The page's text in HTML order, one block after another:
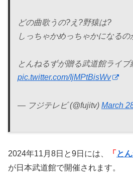
どの曲歌うの?え?野猿は?
しっちゃかめっちゃかになるの
とんねるずが贈る武道館ライブ
pic.twitter.com/IjMPtBisWv
— フジテレビ (@fujitv) March
2024年11月8日と9日には、 「 と
が日本武道館で開催されます。